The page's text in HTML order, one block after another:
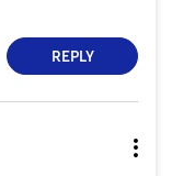
REPLY